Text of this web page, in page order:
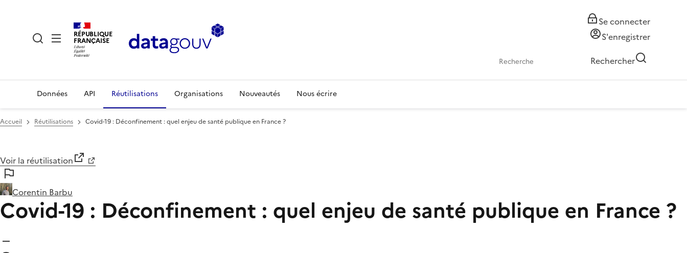
RÉPUBLIQUE
FRANÇAISE
Se connecter
S'enregistrer
Rechercher
Données API Réutilisations Organisations Nouveautés Nous écrire
Accueil Réutilisations Covid-19 : Déconfinement : quel enjeu de santé publique en France ?
Voir la réutilisation
Corentin Barbu
Covid-19 : Déconfinement : quel enjeu de santé publique en France ?